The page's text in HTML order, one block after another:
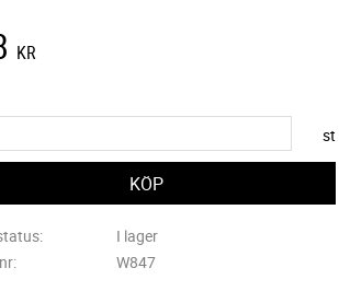
KR
st
I lager
W847